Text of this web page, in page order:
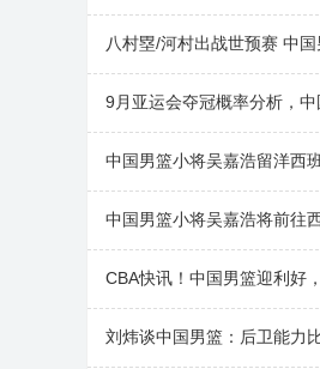
八村塁/河村出战世预赛 中
9月亚运会夺冠概率分析，
中国男篮小将吴嘉浩留洋西
中国男篮小将吴嘉浩将前往
CBA快讯！中国男篮迎利好
刘炜谈中国男篮：后卫能力